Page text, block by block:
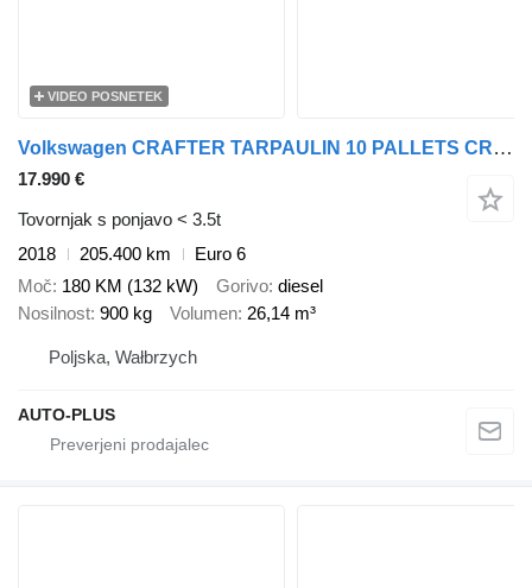
VIDEO POSNETEK
Volkswagen CRAFTER TARPAULIN 10 PALLETS CRUISE CONTROL AIR CONDITIONING 180
17.990 €
Tovornjak s ponjavo < 3.5t
2018
205.400 km
Euro 6
Moč 180 KM (132 kW) Gorivo diesel
Nosilnost 900 kg Volumen 26,14 m³
Poljska, Wałbrzych
AUTO-PLUS